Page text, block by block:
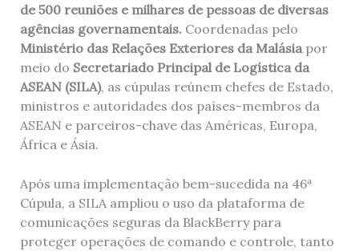
de 500 reuniões e milhares de pessoas de diversas
agências governamentais.Coordenadas pelo
Ministério das Relações Exteriores da Malásia por
meio do Secretariado Principal de Logística da
ASEAN (SILA), as cúpulas reúnem chefes de Estado,
ministros e autoridades dos países-membros da
ASEAN e parceiros-chave das Américas, Europa,
África e Ásia.
Após uma implementação bem-sucedida na 46ª
Cúpula, a SILA ampliou o uso da plataforma de
comunicações seguras da BlackBerry para
proteger operações de comando e controle, tanto